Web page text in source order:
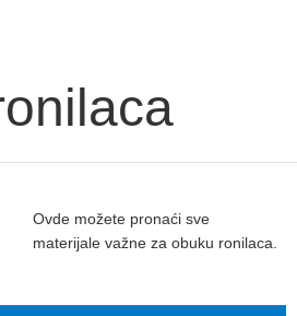
Ovde možete pronaći sve
materijale važne za obuku ronilaca.